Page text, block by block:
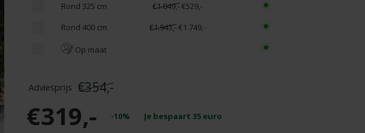
Rond 325 cm
€1.049,-€529,-
Rond 400 cm
€1.943,-€1.749,-
Op maat
€354,-
€319,- -10% Je bespaart 35euro